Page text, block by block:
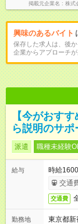
掲載元企業名 株式
興味のあるバイト
保存した求人は、後
企業からアプローチが
【今がおす
ら説明のサ
派遣 職種未経験
給与
時給
交通
交通費
勤務地
東京都新